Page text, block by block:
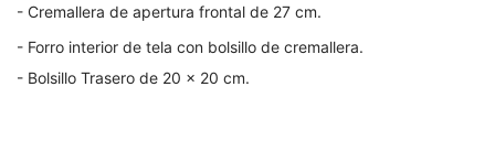
- Cremallera de apertura frontal de 27 cm.
- Forro interior de tela con bolsillo de cremallera.
- Bolsillo Trasero de 20 x 20 cm.